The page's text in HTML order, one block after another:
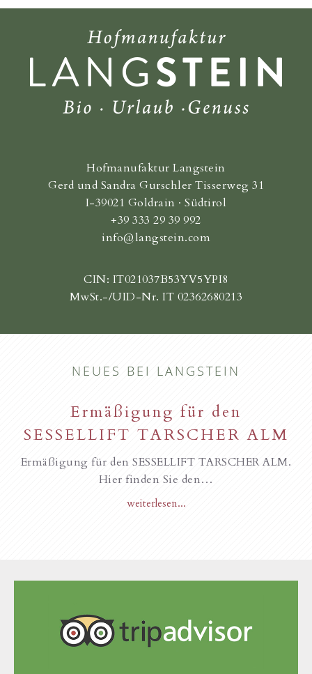
Hofmanufaktur Langstein
Gerd und Sandra Gurschler Tisserweg 31
I-39021 Goldrain · Südtirol
+39 333 29 39 992
info@langstein.com
CIN: IT021037B53YV5YPI8
MwSt.-/UID-Nr. IT 02362680213
NEUES BEI LANGSTEIN
Ermäßigung für den
SESSELLIFT TARSCHER ALM
Ermäßigung für den SESSELLIFT TARSCHER ALM.
Hier finden Sie den…
weiterlesen...